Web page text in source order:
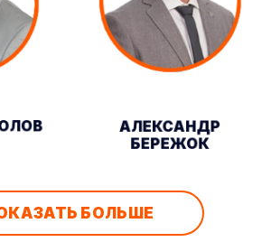
АЛЕКСАНДР
БЕРЕЖОК
БОЛЬШЕ